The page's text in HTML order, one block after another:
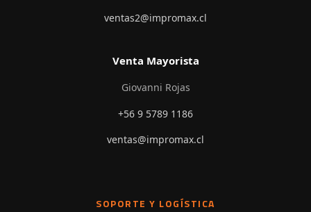
ventas2@impromax.cl
Venta Mayorista
Giovanni Rojas
+56 9 5789 1186
ventas@impromax.cl
SOPORTE Y LOGÍSTICA